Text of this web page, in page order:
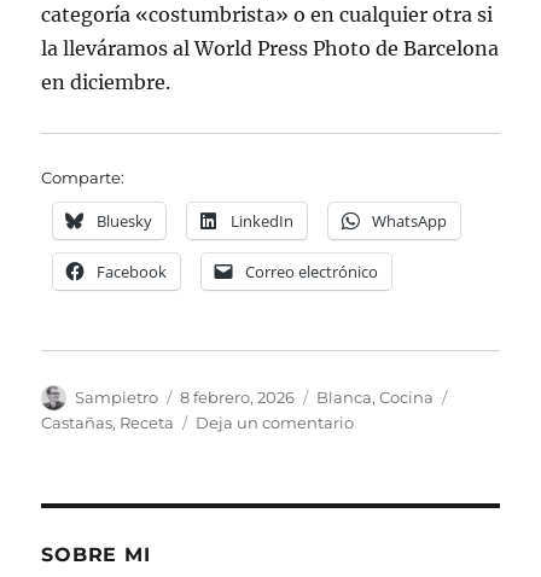
categoría «costumbrista» o en cualquier otra si
la lleváramos al World Press Photo de Barcelona
en diciembre.
Comparte:
Bluesky LinkedIn WhatsApp
Facebook Correo electrónico
Autor
Sampietro
Publicado
el
8 febrero, 2026 Categorías
Blanca,Cocina
Castañas, Receta Deja un comentarioen
SOBRE MI